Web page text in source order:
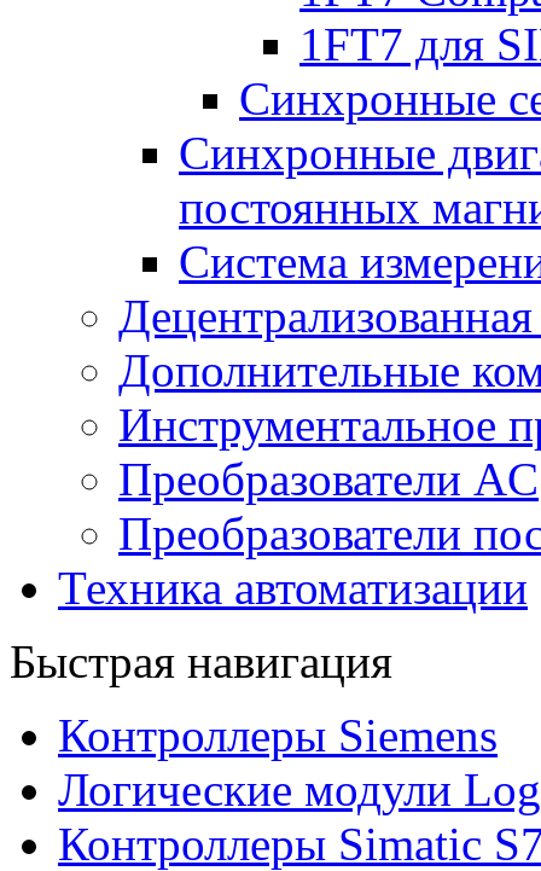
1FT7 для
Синхронные
Синхронные
постоянных
Система
Дополнительные
Инструментальное
Преобразователи AC
Преобразователи
Техника автоматизации
Быстрая навигация
Контроллеры Siemens
Логические модули
Контроллеры Simatic